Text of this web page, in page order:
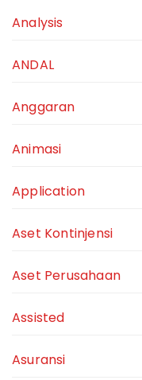
Analysis
ANDAL
Anggaran
Animasi
Application
Aset Kontinjensi
Aset Perusahaan
Assisted
Asuransi